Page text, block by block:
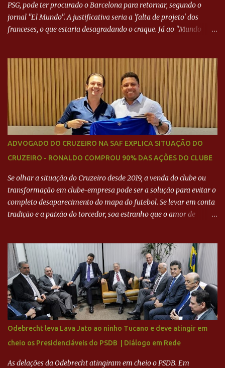
PSG, pode ter procurado o Barcelona para retornar, segundo o
jornal "El Mundo". A justificativa seria a 'falta de projeto' dos
franceses, o que estaria desagradando o craque. Já ao "Mundo
Neymar Pai nega
ADVOGADO DO CRUZEIRO NA SAF EXPLICA SITUAÇÃO DO
CRUZEIRO - RONALDO COMPROU 90% DAS AÇÕES DO CLUBE
Se olhar a situação do Cruzeiro desde 2019, a venda do clube ou
transformação em clube-empresa pode ser a solução para evitar o
completo desaparecimento do mapa do futebol. Se levar em conta
tradição e a paixão do torcedor, soa estranho que o amor de
feito imediatamente para pagamento de dívidas emergenciais e
investimentos no departamento de futebol. O projeto apresentado
para a recuperação do Cruzeiro, o aporte financeiro inicial, com
Ronaldo sendo solidário à dívida de R$ 1 bilhão a partir de agora,
mais o peso que o ex-atacante tem no mundo do futebol, além de
sua história na Raposa, pesaram para que um dos mais icônicos
camisas 9 acertasse a compra do clube. Fonte: Itatiaia Fonte:
ADVOGADO DO CRUZEIRO NA SAF EXPLICA SITUAÇÃO DO
CRUZEIRO - RONALDO COMPROU 90% DAS AÇÕES DO CLUBE
Odebrecht leva Lava Jato ao ninho Tucano e deve atingir em
cheio os Presidenciáveis do PSDB | Diálogo em Rede
As delações da Odebrecht atingiram em cheio o PSDB. Em